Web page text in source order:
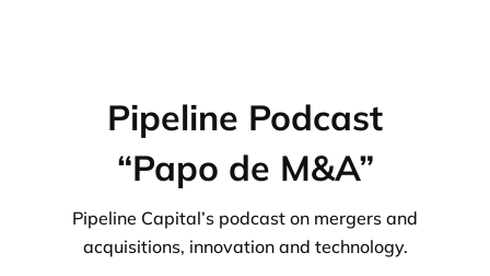
Pipeline Podcast
“Papo de M&A”
Pipeline Capital’s podcast on mergers and
acquisitions, innovation and technology.